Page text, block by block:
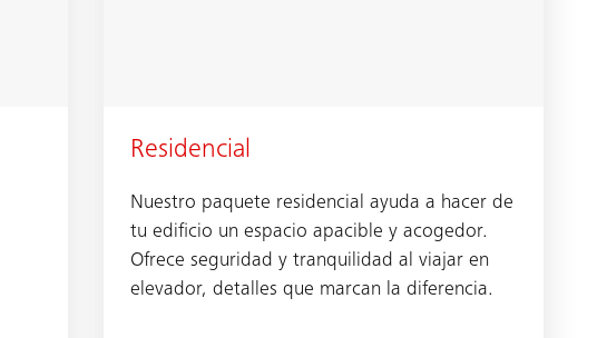
Residencial
Nuestro paquete residencial ayuda a hacer de
tu edificio un espacio apacible y acogedor.
Ofrece seguridad y tranquilidad al viajar en
elevador, detalles que marcan la diferencia.